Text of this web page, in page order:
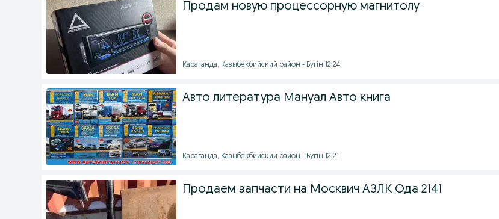
Продам новую процессорную магнитолу
Караганда, Казыбекбийский район - Бүгін 12:24
Авто литература Мануал Авто книга
Караганда, Казыбекбийский район - Бүгін 12:21
Продаем запчасти на Москвич АЗЛК Ода 2141